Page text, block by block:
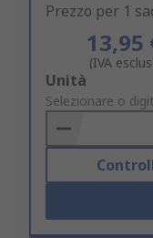
Prezzo per 1
13,95
(IVA
Add
to
Basket
Unità
Selezionare o